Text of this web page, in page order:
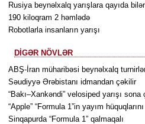
Rusiya beynəlxalq yarışlara qayıda
190 kiloqram 2 həmlədə
Robotlarla insanların yarışı
DİGƏR NÖVLƏR
ABŞ-İran müharibəsi beynəlxalq
Səudiyyə Ərəbistanı idmandan çəkilir
“Bakı–Xankəndi” velosiped yarışı sona
“Apple” “Formula 1”in yayım hüquqlarını
Sinqapurda “Formula 1” qalmaqalı